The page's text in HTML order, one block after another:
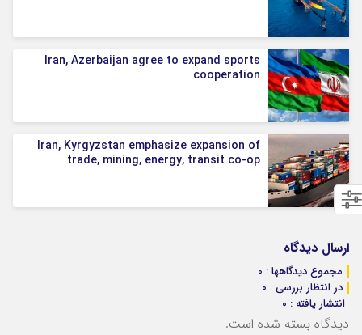
Iran, Azerbaijan agree to expand sports
cooperation
Iran, Kyrgyzstan emphasize expansion of
trade, mining, energy, transit co-op
ارسال دیدگاه
مجموع دیدگاهها : 0
در انتظار بررسی : 0
انتشار یافته : ۰
دیدگاه بسته شده است.